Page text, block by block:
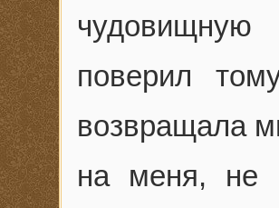
поверил
возвращала
на меня, не